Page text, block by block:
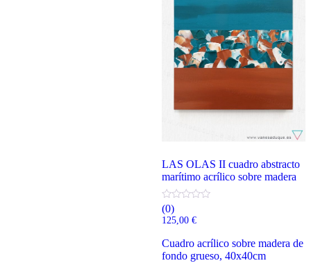
LAS OLAS II cuadro abstracto
marítimo acrílico sobre madera
(0)
125,00 €
Cuadro acrílico sobre madera de
fondo grueso, 40x40cm